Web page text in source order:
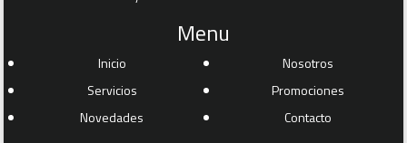
Menu
Inicio
Nosotros
Servicios
Promociones
Novedades
Contacto